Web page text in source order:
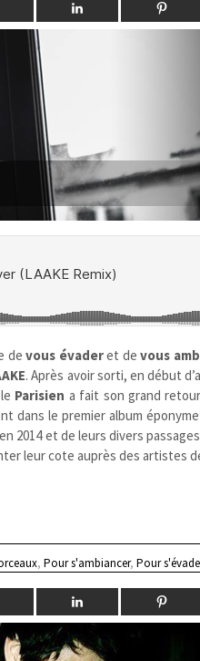
devous évaderet devous
. Après avoir sorti, en début
Parisien a fait son grand
dans le premier album éponyme
en 2014 et de leurs divers
leur cote auprès des artistes
,Pour s'ambiancer,Pour